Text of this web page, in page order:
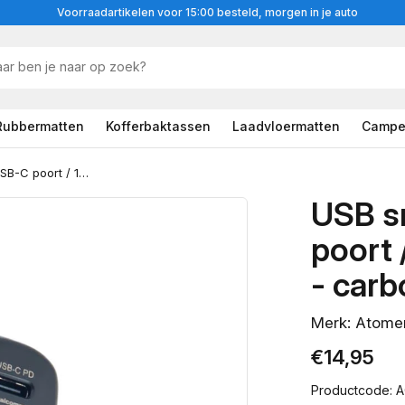
Voorraadartikelen voor 15:00 besteld, morgen in je auto
Kofferbaktassen Laadvloermatten
USB snellader DUO 1 x USB-C poort / 1 x USB poort (12/24v) - carbon finish
USB
poort
-
Merk:
Normale
prijs
€14,95
Productcode: